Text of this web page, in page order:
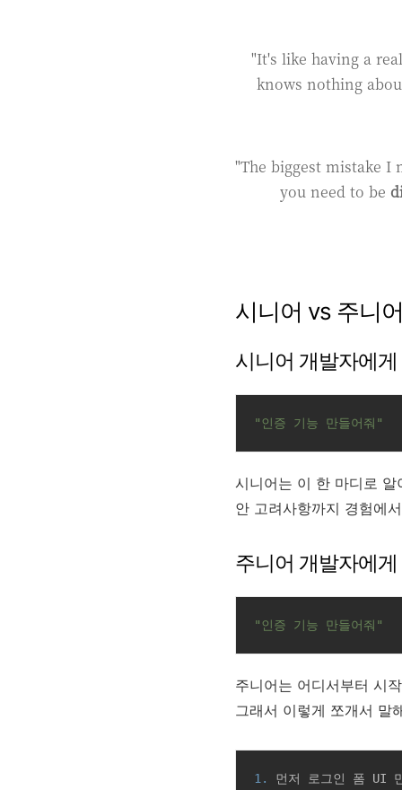
"It's like having a
knows nothing
"The biggest mistake I
you need to be
시니어 vs 주니
시니어 개발자에
"인증 기능 만들어줘"
시니어는 이 한 마디로
안 고려사항까지 경험에
주니어 개발자에
"인증 기능 만들어줘"
주니어는 어디서부터 시
그래서 이렇게 쪼개서 말
1.